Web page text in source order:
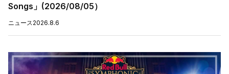
Songs」(2026/08/05）
ニュース 2026.8.6